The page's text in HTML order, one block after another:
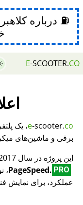
⛽ درباره
E-SCOOTER.CO
e-scooter.co
، یک
برقی و ماشین‌های میکرو، در
این پروژه در سال 2017 به عنوان محیط نمایشی برای
PageSpeed. PRO
،
عملکرد، برای نمایش